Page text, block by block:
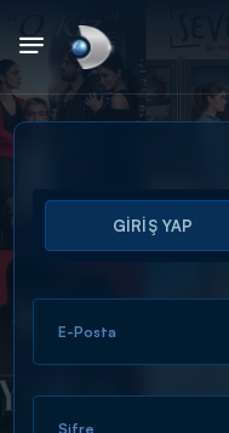
Arama
ARAMA SONUÇLARI
GİRİŞ YAP
E-Posta
Şifre